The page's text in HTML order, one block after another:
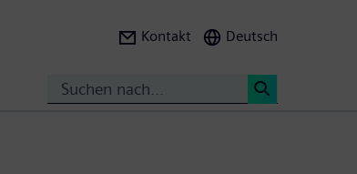
Kontakt Deutsch